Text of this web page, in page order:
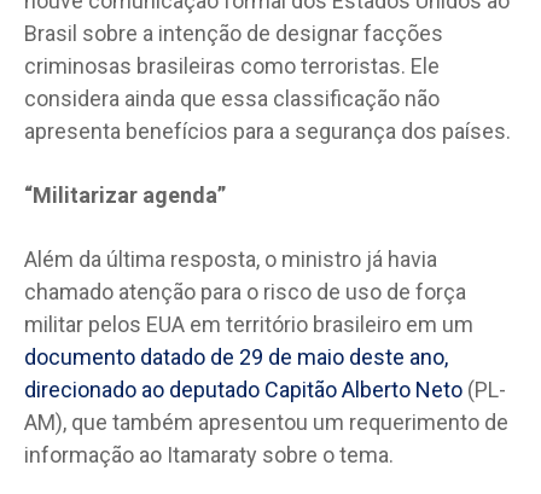
Brasil sobre a intenção de designar facções
criminosas brasileiras como terroristas. Ele
considera ainda que essa classificação não
apresenta benefícios para a segurança dos países.
“Militarizar agenda”
Além da última resposta, o ministro já havia
chamado atenção para o risco de uso de força
militar pelos EUA em território brasileiro em um
documento datado de 29 de maio deste ano,
direcionado ao deputado Capitão Alberto Neto (PL-
AM), que também apresentou um requerimento de
informação ao Itamaraty sobre o tema.